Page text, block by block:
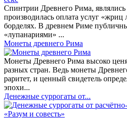
Спинтрии Древнего Рима,
производилась оплата услуг
борделях. В древнем Риме
«лупанариями» ...
Монеты древнего Рима
Монеты Древнего Рима высоко
разных стран. Ведь монеты
раритет, и ценный свидетель
эпохи...
Денежные суррогаты от...